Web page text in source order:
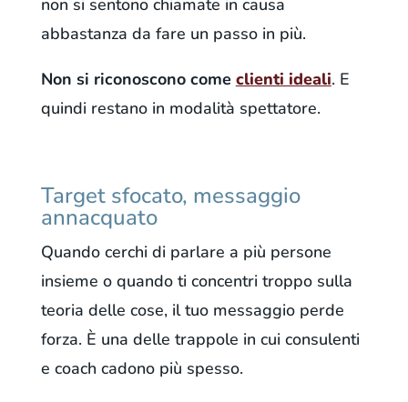
non si sentono chiamate in causa
abbastanza da fare un passo in più.
Non si riconoscono come clienti ideali. E
quindi restano in modalità spettatore.
Target sfocato, messaggio
annacquato
Quando cerchi di parlare a più persone
insieme o quando ti concentri troppo sulla
teoria delle cose, il tuo messaggio perde
forza. È una delle trappole in cui consulenti
e coach cadono più spesso.